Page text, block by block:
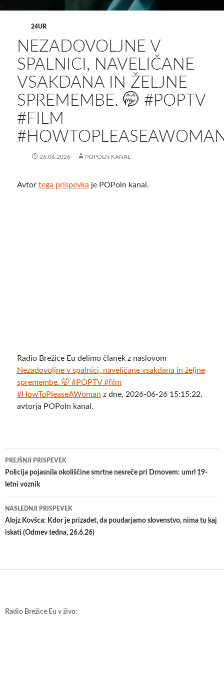
24UR
NEZADOVOLJNE V
SPALNICI, NAVELIČANE
VSAKDANA IN ŽELJNE
SPREMEMBE. 🤭 #POPTV
#FILM
26.06.2026 POPOLN KANAL
Avtor tega prispevka je POPoln kanal.
Radio Brežice Eu delimo članek z naslovom
Nezadovoljne v spalnici, naveličane vsakdana in željne
spremembe. 🤭 #POPTV #film
#HowToPleaseAWoman z dne, 2026-06-26 15:15:22,
avtorja POPoln kanal.
Krmarjenje
po
PREJŠNJI PRISPEVEK
Policija pojasnila okoliščine smrtne nesreče pri Drnovem: umrl 19-
letni voznik
NASLEDNJI PRISPEVEK
Alojz Kovšca: Kdor je prizadet, da poudarjamo slovenstvo, nima tu kaj
iskati (Odmev tedna, 26.6.26)
Radio Brežice Eu v živo: